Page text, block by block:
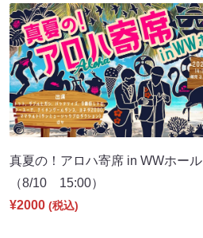
真夏の！アロハ寄席 in WWホール
（8/10 15:00）
¥2000 (税込)